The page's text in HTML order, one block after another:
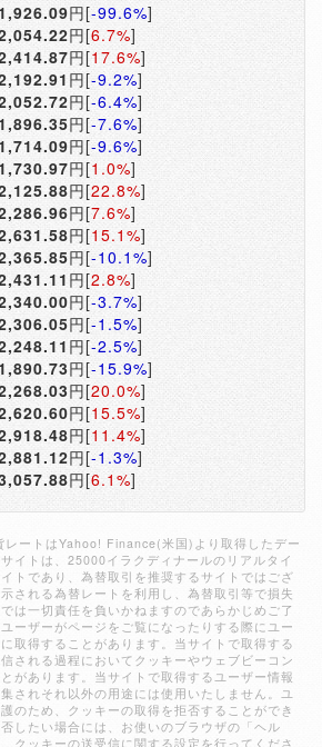
1,926.09円[-99.6%]
円[6.7%]
円[17.6%]
円[-9.2%]
円[-6.4%]
1,896.35円[-7.6%]
1,714.09円[-9.6%]
1,730.97円[1.0%]
円[22.8%]
円[7.6%]
円[15.1%]
円[-10.1%]
円[2.8%]
円[-3.7%]
円[-1.5%]
円[-2.5%]
1,890.73円[-15.9%]
円[20.0%]
円[15.5%]
円[11.4%]
円[-1.3%]
円[6.1%]
レートはYahoo! Finance(米国)より取得したデー
イトは、25000イラクディナールのリアルタイ
トであり、為替取引を推奨するサイトではござ
される為替レートを利用し、為替取引等で損失
は一切責任を負いかねますのであらかじめご了
ーザーがページをご覧になったりする際にユー
取得することがあります。当サイトで取得する
される過程においてクッキーやウェブビーコン
があります。当サイトで取得するユーザー情報
されそれ以外の用途には使用いたしません。ユ
のため、クッキーの取得を拒否することができ
したい場合には、お使いのブラウザの「ヘル
クッキーの送受信に関する設定を行ってくださ